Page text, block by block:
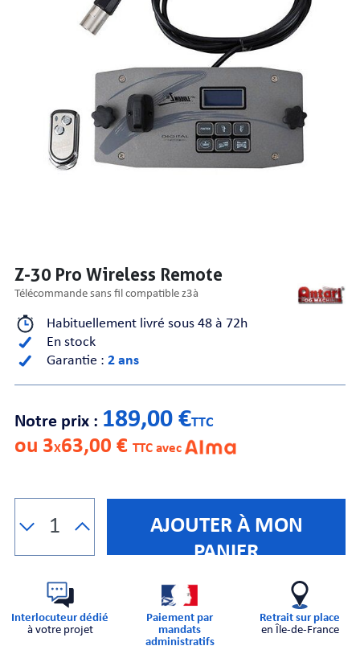
AUDIO
Z-30 Pro Wireless Remote
télécommande sans fil compatible z3à
Habituellement livré sous 48 à 72h
En stock
Garantie : 2 ans
Notre prix : 189,00 €TTC
ou 3X63,00 € TTC avec
AJOUTER À MON
PANIER
Interlocuteur dédié
à votre projet
Paiement par
mandats
administratifs
Retrait sur place
en Île-de-France